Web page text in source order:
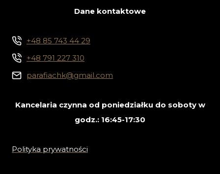
Dane kontaktowe
+48 85 743 44 29
+48 791 227 310
parafiachk@gmail.com
Kancelaria czynna od poniedziałku do soboty w
godz.: 16:45-17:30
Polityka prywatności